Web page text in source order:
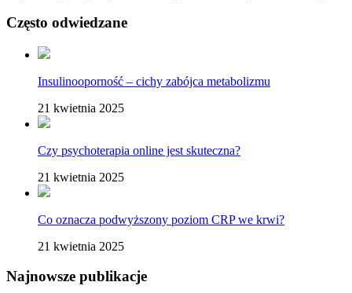
Często odwiedzane
Insulinooporność – cichy zabójca metabolizmu
21 kwietnia 2025
Czy psychoterapia online jest skuteczna?
21 kwietnia 2025
Co oznacza podwyższony poziom CRP we krwi?
21 kwietnia 2025
Najnowsze publikacje